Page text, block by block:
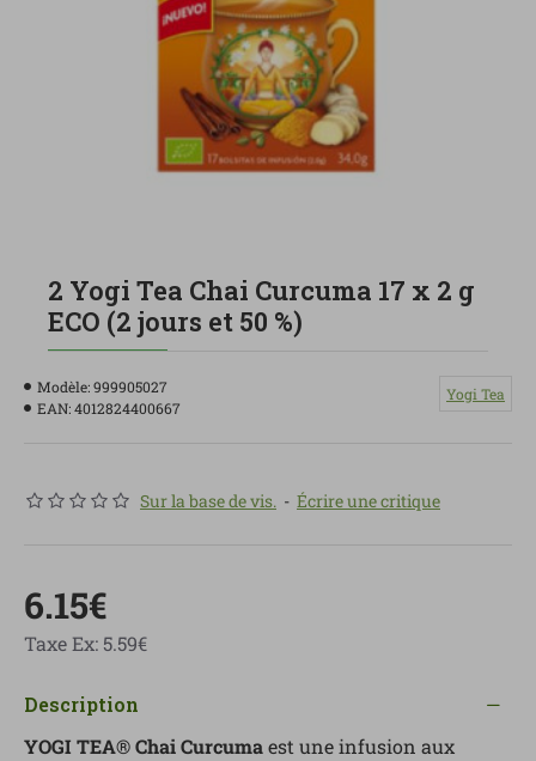
2 Yogi Tea Chai Curcuma 17 x 2 g
ECO (2 jours et 50 %)
Modèle:999905027
EAN:4012824400667
Yogi Tea
Sur la base de vis. - Écrire une critique
6.15€
Taxe Ex: 5.59€
Description
YOGI TEA® Chai Curcumaest une infusion aux